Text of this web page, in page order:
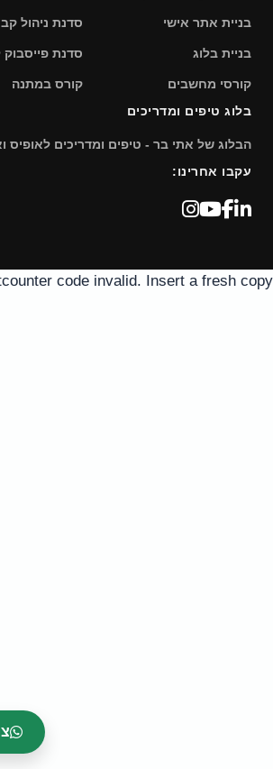
צרו
אתר אישי
בלוג
מחשבים
סדנת ניהול קבצים
סדנת פייסבוק
קורס במתנה
טיפים ומדריכים
של אתי בר - טיפים ומדריכים לאופיס
אחרינו:
code invalid. Insert a fresh